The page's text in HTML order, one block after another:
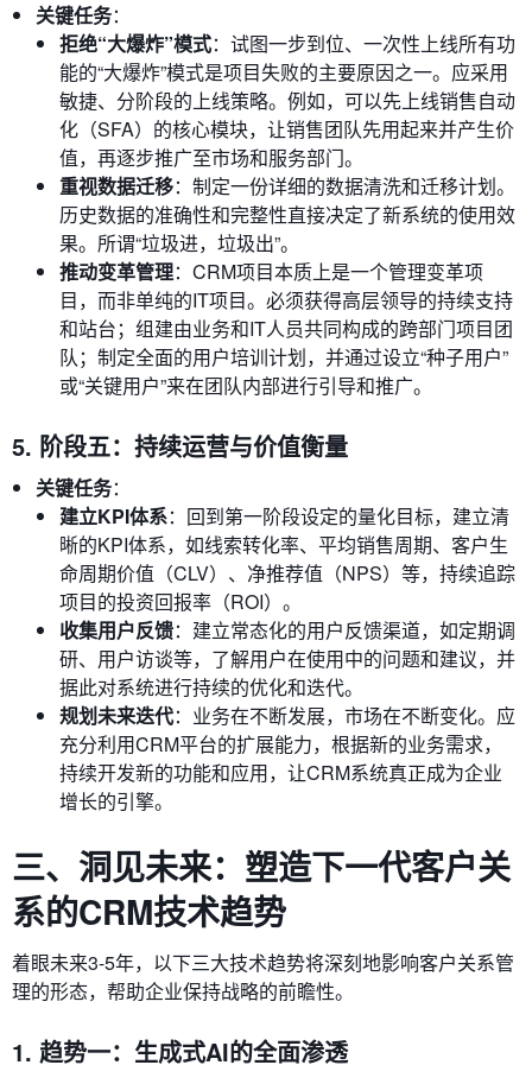
关键任务：
拒绝“大爆炸”模式：试图一步到位、一次性上线所有功
能的“大爆炸”模式是项目失败的主要原因之一。应采用
敏捷、分阶段的上线策略。例如，可以先上线销售自动
化（SFA）的核心模块，让销售团队先用起来并产生价
值，再逐步推广至市场和服务部门。
重视数据迁移：制定一份详细的数据清洗和迁移计划。
历史数据的准确性和完整性直接决定了新系统的使用效
果。所谓“垃圾进，垃圾出”。
推动变革管理：CRM项目本质上是一个管理变革项
目，而非单纯的IT项目。必须获得高层领导的持续支持
和站台；组建由业务和IT人员共同构成的跨部门项目团
队；制定全面的用户培训计划，并通过设立“种子用户”
或“关键用户”来在团队内部进行引导和推广。
5. 阶段五：持续运营与价值衡量
关键任务：
建立KPI体系：回到第一阶段设定的量化目标，建立清
晰的KPI体系，如线索转化率、平均销售周期、客户生
命周期价值（CLV）、净推荐值（NPS）等，持续追踪
项目的投资回报率（ROI）。
收集用户反馈：建立常态化的用户反馈渠道，如定期调
研、用户访谈等，了解用户在使用中的问题和建议，并
据此对系统进行持续的优化和迭代。
规划未来迭代：业务在不断发展，市场在不断变化。应
充分利用CRM平台的扩展能力，根据新的业务需求，
持续开发新的功能和应用，让CRM系统真正成为企业
增长的引擎。
三、洞见未来：塑造下一代客户关
系的CRM技术趋势
着眼未来3-5年，以下三大技术趋势将深刻地影响客户关系管
理的形态，帮助企业保持战略的前瞻性。
1. 趋势一：生成式AI的全面渗透